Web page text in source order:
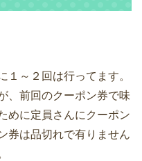
～２回は行ってます。
、前回のクーポン券で味
めに定員さんにクーポン
券は品切れで有りません